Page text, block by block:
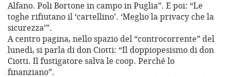
Alfano. Poli Bortone in campo in Puglia”. E poi: “Le
toghe rifiutano il ‘cartellino’. ‘Meglio la privacy che la
sicurezza’”.
A centro pagina, nello spazio del “controcorrente” del
lunedì, si parla di don Ciotti: “Il doppiopesismo di don
Ciotti. Il fustigatore salva le coop. Perché lo
finanziano”.